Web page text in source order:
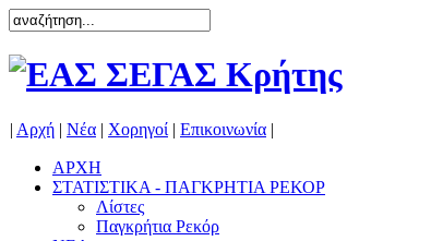
| Αρχή | Νέα | Χορηγοί | Επικοινωνία |
ΑΡΧΗ
ΣΤΑΤΙΣΤΙΚΑ - ΠΑΓΚΡΗΤΙΑ ΡΕΚΟΡ
Λίστες
Παγκρήτια Ρεκόρ